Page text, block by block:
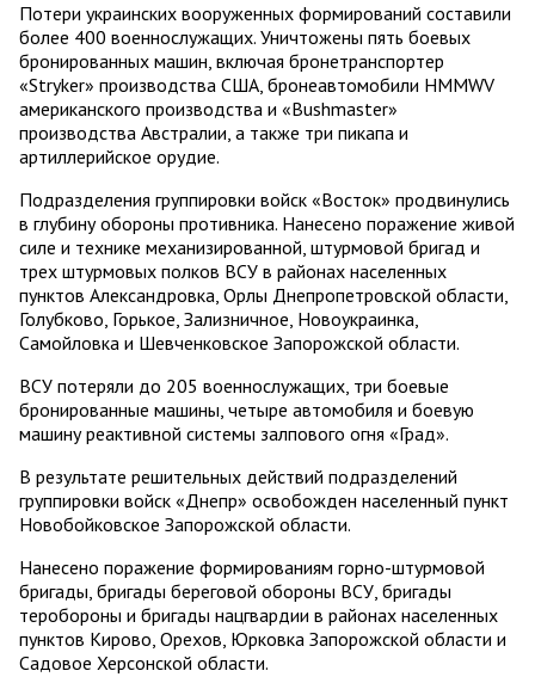
Потери украинских вооруженных формирований составили
более 400 военнослужащих. Уничтожены пять боевых
бронированных машин, включая бронетранспортер
«Stryker» производства США, бронеавтомобили HMMWV
американского производства и «Bushmaster»
производства Австралии, а также три пикапа и
артиллерийское орудие.
Подразделения группировки войск «Восток» продвинулись
в глубину обороны противника. Нанесено поражение живой
силе и технике механизированной, штурмовой бригад и
трех штурмовых полков ВСУ в районах населенных
пунктов Александровка, Орлы Днепропетровской области,
Голубково, Горькое, Зализничное, Новоукраинка,
Самойловка и Шевченковское Запорожской области.
ВСУ потеряли до 205 военнослужащих, три боевые
бронированные машины, четыре автомобиля и боевую
машину реактивной системы залпового огня «Град».
В результате решительных действий подразделений
группировки войск «Днепр» освобожден населенный пункт
Новобойковское Запорожской области.
Нанесено поражение формированиям горно-штурмовой
бригады, бригады береговой обороны ВСУ, бригады
теробороны и бригады нацгвардии в районах населенных
пунктов Кирово, Орехов, Юрковка Запорожской области и
Садовое Херсонской области.